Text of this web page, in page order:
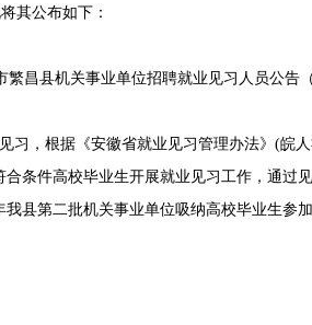
其公布如下：
昌县机关事业单位招聘就业见习人员公告（
，根据《安徽省就业见习管理办法》(皖人
条件高校毕业生开展就业见习工作，通过
县第二批机关事业单位吸纳高校毕业生参